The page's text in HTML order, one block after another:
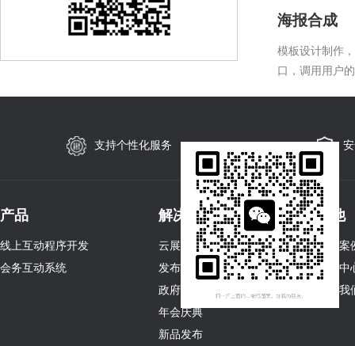
海报合成
模板设计制作
口，调用用户
支持个性化服务
产品
线上互动程序开发
会务互动系统
解决方案
云展会
发布会
政府大会
年会庆典
新品发布
其他
客户案
产品中
关于我